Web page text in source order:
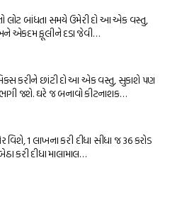
લોટ બાંધતા સમયે ઉમેરી દો આ એક વસ્તુ,
એકદમ ફૂલીને દડા જેવી…
કરીને છાંટી દો આ એક વસ્તુ, સુકાશે પણ
જશે. ઘરે જ બનાવો કીટનાશક…
1 લાખના કરી દીધા સીધા જ 36 કરોડ
કરી દીધા માલામાલ…